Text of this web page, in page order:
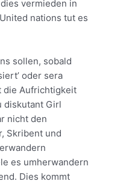
vermieden in
nations tut es
sollen, sobald
oder sera
die Aufrichtigkeit
diskutant Girl
nicht den
Skribent und
es umherwandern
Dies kommt